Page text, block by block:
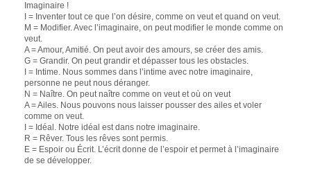
Imaginaire !
I = Inventer tout ce que l’on désire, comme on veut et quand on veut.
M = Modifier. Avec l’imaginaire, on peut modifier le monde comme on
veut.
A = Amour, Amitié. On peut avoir des amours, se créer des amis.
G = Grandir. On peut grandir et dépasser tous les obstacles.
I = Intime. Nous sommes dans l’intime avec notre imaginaire,
personne ne peut nous déranger.
N = Naître. On peut naître comme on veut et où on veut
A = Ailes. Nous pouvons nous laisser pousser des ailes et voler
comme on veut.
I = Idéal. Notre idéal est dans notre imaginaire.
R = Rêver. Tous les rêves sont permis.
E = Espoir ou Écrit. L’écrit donne de l’espoir et permet à l’imaginaire
de se développer.